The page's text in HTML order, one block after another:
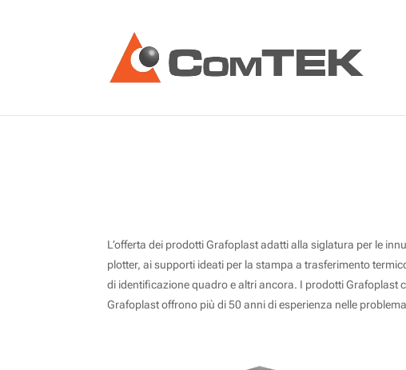
L’offerta dei prodotti Grafoplast adatti alla siglatura per le
plotter, ai supporti ideati per la stampa a trasferimento
di identificazione quadro e altri ancora. I prodotti Grafoplast
Grafoplast offrono più di 50 anni di esperienza nelle